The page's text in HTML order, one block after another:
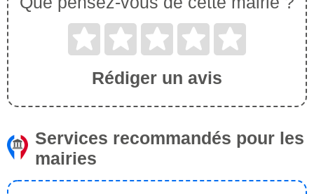
Rédiger un avis
Services recommandés pour les
mairies